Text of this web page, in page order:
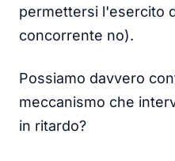
permettersi l'esercito
concorrente no).
Possiamo davvero
meccanismo che
in ritardo?